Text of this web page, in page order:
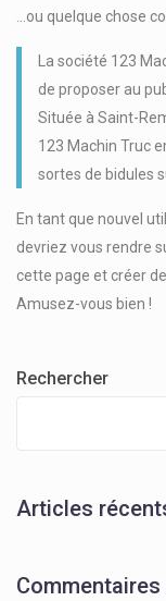
…ou quelque chose
La société 123
de proposer au
Située à Saint-
123 Machin Truc
sortes de bidules
En tant que nouvel
devriez vous rendre
cette page et créer
Amusez-vous bien !
Rechercher
Articles